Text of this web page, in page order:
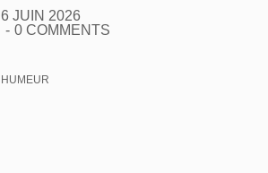
6 JUIN 2026
0 COMMENTS
HUMEUR